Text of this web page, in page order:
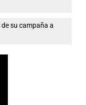
su campaña a